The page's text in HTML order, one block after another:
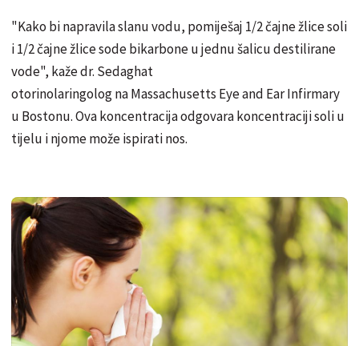
"Kako bi napravila slanu vodu, pomiješaj 1/2 čajne žlice soli
i 1/2 čajne žlice sode bikarbone u jednu šalicu destilirane
vode", kaže dr. Sedaghat
otorinolaringolog na Massachusetts Eye and Ear Infirmary
u Bostonu. Ova koncentracija odgovara koncentraciji soli u
tijelu i njome može ispirati nos.